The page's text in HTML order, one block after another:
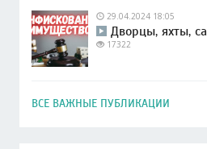
29.04.2024 18:05
Дворцы, яхты,
17322
ВСЕ ВАЖНЫЕ ПУБЛИКАЦИИ